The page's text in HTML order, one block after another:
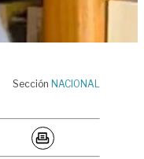
Sección NACIONAL